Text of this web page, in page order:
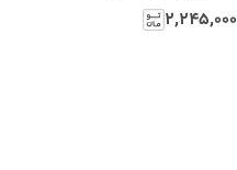
FAN
۲٬۲۴۵٬۰۰۰